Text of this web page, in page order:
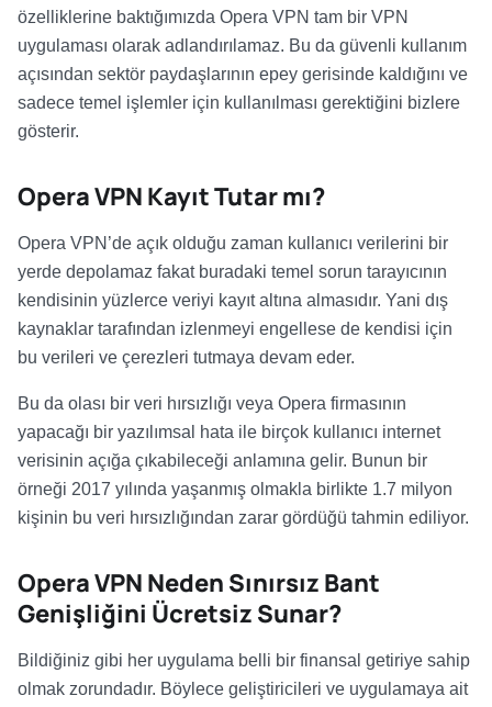
özelliklerine baktığımızda Opera VPN tam bir VPN
uygulaması olarak adlandırılamaz. Bu da güvenli kullanım
açısından sektör paydaşlarının epey gerisinde kaldığını ve
sadece temel işlemler için kullanılması gerektiğini bizlere
gösterir.
Opera VPN Kayıt Tutar mı?
Opera VPN’de açık olduğu zaman kullanıcı verilerini bir
yerde depolamaz fakat buradaki temel sorun tarayıcının
kendisinin yüzlerce veriyi kayıt altına almasıdır. Yani dış
kaynaklar tarafından izlenmeyi engellese de kendisi için
bu verileri ve çerezleri tutmaya devam eder.
Bu da olası bir veri hırsızlığı veya Opera firmasının
yapacağı bir yazılımsal hata ile birçok kullanıcı internet
verisinin açığa çıkabileceği anlamına gelir. Bunun bir
örneği 2017 yılında yaşanmış olmakla birlikte 1.7 milyon
kişinin bu veri hırsızlığından zarar gördüğü tahmin ediliyor.
Opera VPN Neden Sınırsız Bant
Genişliğini Ücretsiz Sunar?
Bildiğiniz gibi her uygulama belli bir finansal getiriye sahip
olmak zorundadır. Böylece geliştiricileri ve uygulamaya ait